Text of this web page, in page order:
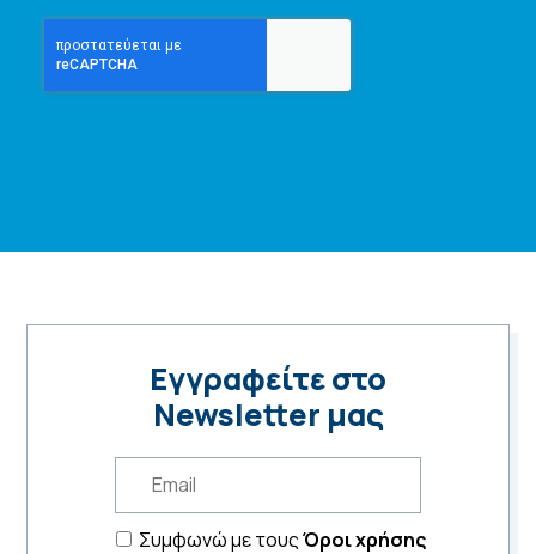
Εγγραφείτε στο
Newsletter μας
Συμφωνώ με τουςΌροι χρήσης